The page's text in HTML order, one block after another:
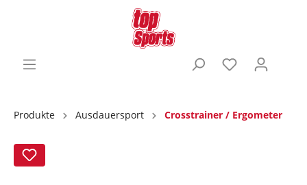
Produkte Ausdauersport Crosstrainer / Ergometer